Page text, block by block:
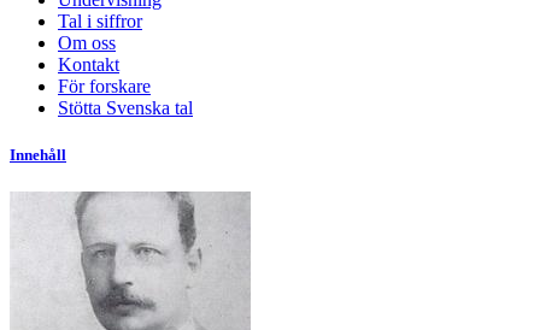
Tal i siffror
Om oss
Kontakt
För forskare
Stötta Svenska tal
Innehåll